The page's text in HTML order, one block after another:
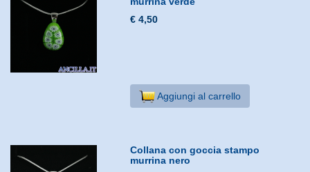
€ 4,50
Aggiungi al carrello
Collana con goccia stampo
murrina nero